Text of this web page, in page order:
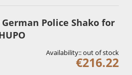
Police Shako for
Availability::out of stock
€216.22